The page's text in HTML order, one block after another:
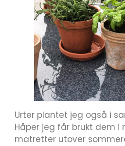
Urter plantet jeg også i
Håper jeg får brukt dem i
matretter utover